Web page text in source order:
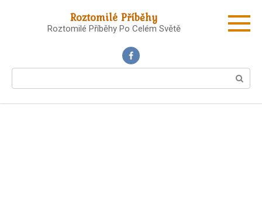
Roztomilé Příběhy
Roztomilé Příběhy Po Celém Světě